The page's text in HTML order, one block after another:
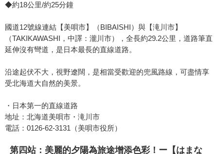
◆約18公里/約25分鐘
國道12號線連結【美唄市】（BIBAISHI）與【滝川市】
（TAKIKAWASHI，中譯：瀧川市），全長約29.2公里，道路筆直
延伸沒有彎道，是日本最長的直線道路。
沿途起伏不大，視野遼闊，是相當受歡迎的兜風路線，可盡情享
受北海道大自然的美景。
・日本第一的直線道路
地址：北海道美唄市・滝川市
電話：0126-62-3131（美唄市役所）
第四站：美麗的夕陽為旅途增添色彩！ー【はまな